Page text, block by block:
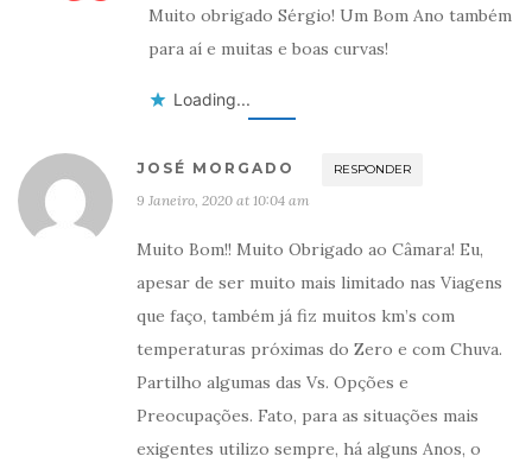
Muito obrigado Sérgio! Um Bom Ano também
para aí e muitas e boas curvas!
Loading...
JOSÉ MORGADO RESPONDER
9 Janeiro, 2020 at 10:04 am
Muito Bom!! Muito Obrigado ao Câmara! Eu,
apesar de ser muito mais limitado nas Viagens
que faço, também já fiz muitos km’s com
temperaturas próximas do Zero e com Chuva.
Partilho algumas das Vs. Opções e
Preocupações. Fato, para as situações mais
exigentes utilizo sempre, há alguns Anos, o